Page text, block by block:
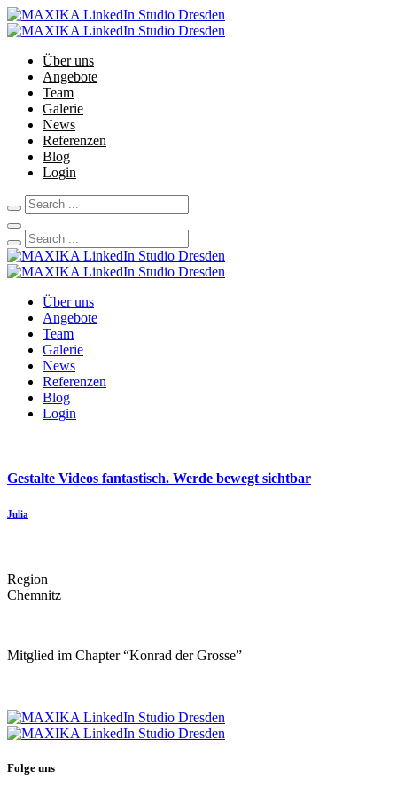
Über uns
Angebote
Team
Galerie
News
Referenzen
Blog
Login
Über uns
Angebote
Team
Galerie
News
Referenzen
Blog
Login
Gestalte Videos fantastisch. Werde bewegt sichtbar
Julia
Region
Chemnitz
Mitglied im Chapter “Konrad der Grosse”
Folge uns